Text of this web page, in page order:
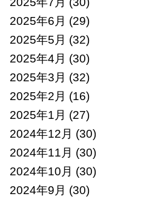
2025年6月 (29)
2025年5月 (32)
2025年4月 (30)
2025年3月 (32)
2025年2月 (16)
2025年1月 (27)
2024年12月 (30)
2024年11月 (30)
2024年10月 (30)
2024年9月 (30)